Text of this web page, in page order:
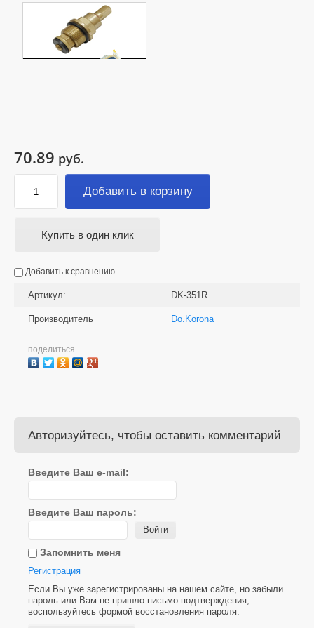
70.89 руб.
Добавить в корзину
Купить в один клик
Добавить к сравнению
Артикул: DK-351R
Производитель Do.Korona
поделиться
Авторизуйтесь, чтобы оставить комментарий
Введите Ваш e-mail:
Введите Ваш пароль:
Войти
Запомнить меня
Регистрация
Если Вы уже зарегистрированы на нашем сайте, но забыли
пароль или Вам не пришло письмо подтверждения,
воспользуйтесь формой восстановления пароля.